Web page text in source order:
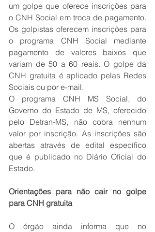
um golpe que oferece inscrições para
o CNH Social em troca de pagamento.
Os golpistas oferecem inscrições para
o programa CNH Social mediante
pagamento de valores baixos que
variam de 50 a 60 reais. O golpe da
CNH gratuita é aplicado pelas Redes
Sociais ou por e-mail.
O programa CNH MS Social, do
Governo do Estado de MS, oferecido
pelo Detran-MS, não cobra nenhum
valor por inscrição. As inscrições são
abertas através de edital específico
que é publicado no Diário Oficial do
Estado.
Orientações para não cair no golpe
para CNH gratuita
O órgão ainda informa que no